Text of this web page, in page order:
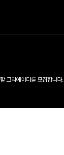
크리에이터를 모집합니다.